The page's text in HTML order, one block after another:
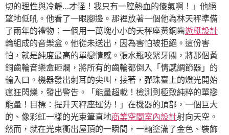
切的理性與冷靜…才怪！我只有一腔熱血的傻氣啊！」他絕
望地低吼。他看了一眼腳邊。那裡放著一個他為林天秤準備
了兩年的禮物：一個用一萬塊小小的天秤座黃銅齒遊艇設計
輪組成的音樂盒。他從未送出，因為害怕被拒絕。這份害
怕，就是純度最高的單戀情感。張水瓶咬緊牙關，將那個黃
銅齒輪音樂盒砸爛，將所有的齒輪都倒入「情感調節器」的
輸入口。機器發出刺耳的尖叫，接著，彈珠臺上的燈光開始
瘋狂閃爍，發出警告。「能量超載！檢測到極致純粹的單戀
能量！目標：提升天秤座運勢！」在機器的頂部，一個巨大
的、像彩虹一樣的光束筆直地商業空間室內設計射向天空。
然而，就在光束衝出屋頂的一瞬間，一輛塗滿了金色、裝飾